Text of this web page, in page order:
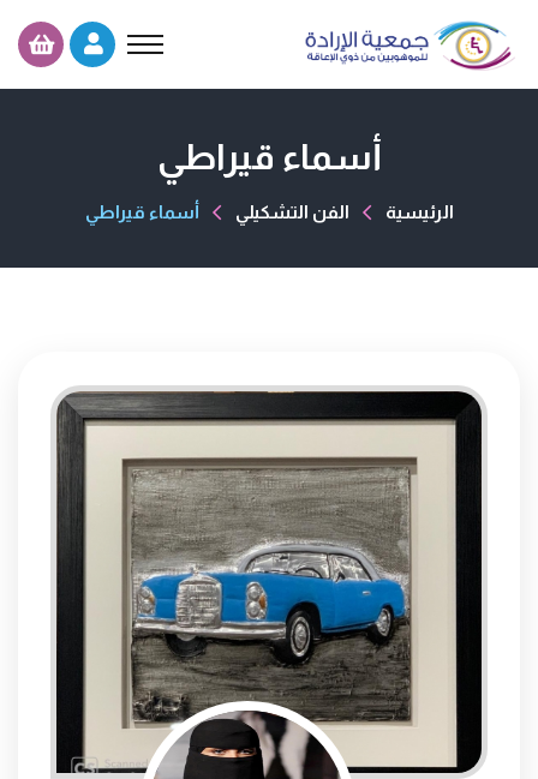
أسماء قيراطي
الرئيسية الفن التشكيلي أسماء قيراطي